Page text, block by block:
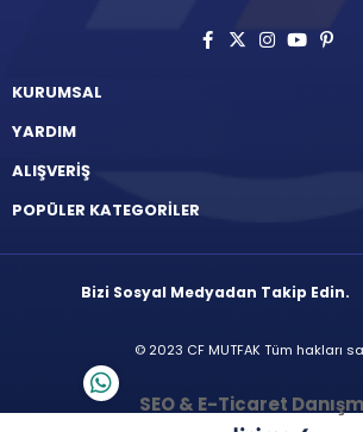
KURUMSAL
YARDIM
ALIŞVERİŞ
POPÜLER KATEGORİLER
Bizi Sosyal Medyadan Takip Edin.
© 2023 CF MUTFAK Tüm hakları
SEO & E-Ticaret